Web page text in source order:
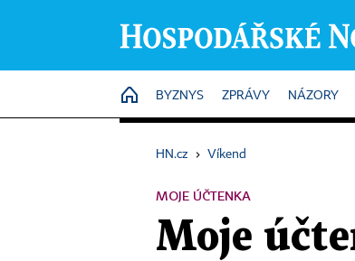
HOME
BYZNYS ZPRÁVY NÁZORY
HN.cz › Víkend
MOJE ÚČTENKA
Moje